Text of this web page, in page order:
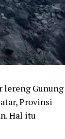
lereng Gunung
Provinsi
Hal itu